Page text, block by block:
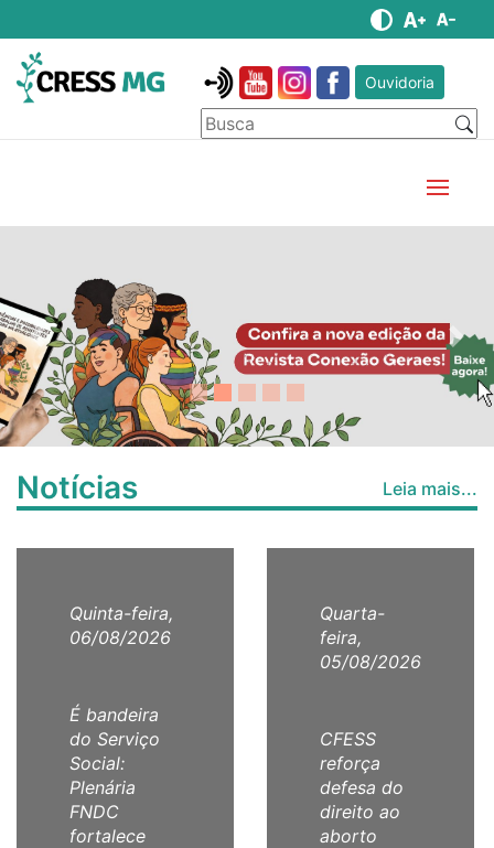
Ouvidoria
Anterior
Notícias Leia mais...
Quinta-feira,
06/08/2026
É bandeira
do Serviço
Social:
Plenária
FNDC
fortalece
Quarta-
feira,
05/08/2026
CFESS
reforça
defesa do
direito ao
aborto